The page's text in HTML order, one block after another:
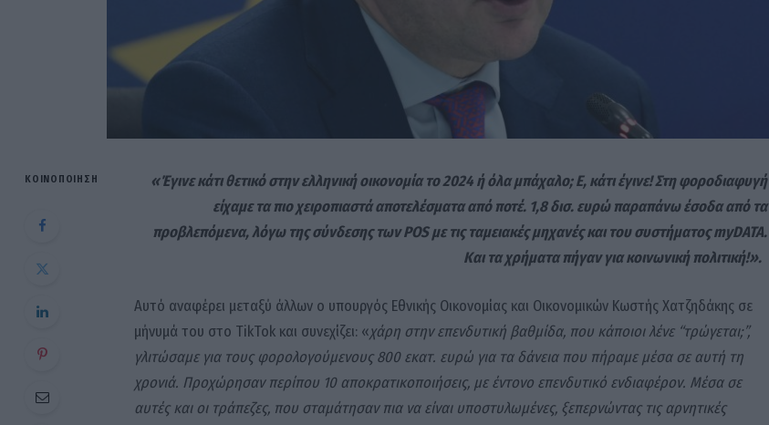
ΚΟΙΝΟΠΟΊΗΣΗ
«Έγινε κάτι θετικό στην ελληνική οικονομία το 2024 ή όλα μπάχαλο; Ε, κάτι έγινε! Στη φοροδιαφυγή
είχαμε τα πιο χειροπιαστά αποτελέσματα από ποτέ. 1,8 δισ. ευρώ παραπάνω έσοδα από τα
προβλεπόμενα, λόγω της σύνδεσης των POS με τις ταμειακές μηχανές και του συστήματος myDATA.
Kαι τα χρήματα πήγαν για κοινωνική πολιτική!».
Αυτό αναφέρει μεταξύ άλλων ο υπουργός Εθνικής Οικονομίας και Οικονομικών Κωστής Χατζηδάκης σε
μήνυμά του στο TikTok και συνεχίζει: «χάρη στην επενδυτική βαθμίδα, που κάποιοι λένε “τρώγεται;”,
γλιτώσαμε για τους φορολογούμενους 800 εκατ. ευρώ για τα δάνεια που πήραμε μέσα σε αυτή τη
χρονιά. Προχώρησαν περίπου 10 αποκρατικοποιήσεις, με έντονο επενδυτικό ενδιαφέρον. Μέσα σε
αυτές και οι τράπεζες, που σταμάτησαν πια να είναι υποστυλωμένες, ξεπερνώντας τις αρνητικές